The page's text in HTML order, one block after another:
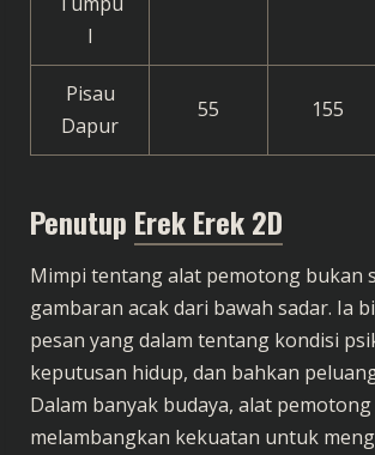
l
Pisau
Dapur
55 155
Penutup Erek Erek 2D
Mimpi tentang alat pemotong bukan
gambaran acak dari bawah sadar. Ia
pesan yang dalam tentang kondisi
keputusan hidup, dan bahkan
Dalam banyak budaya, alat pemotong
melambangkan kekuatan untuk